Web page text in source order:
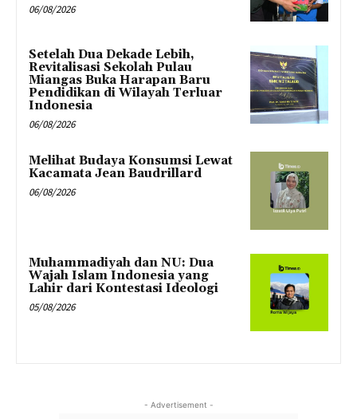
06/08/2026
Setelah Dua Dekade Lebih,
Revitalisasi Sekolah Pulau
Miangas Buka Harapan Baru
Pendidikan di Wilayah Terluar
Indonesia
06/08/2026
Melihat Budaya Konsumsi Lewat
Kacamata Jean Baudrillard
06/08/2026
Muhammadiyah dan NU: Dua
Wajah Islam Indonesia yang
Lahir dari Kontestasi Ideologi
05/08/2026
- Advertisement -